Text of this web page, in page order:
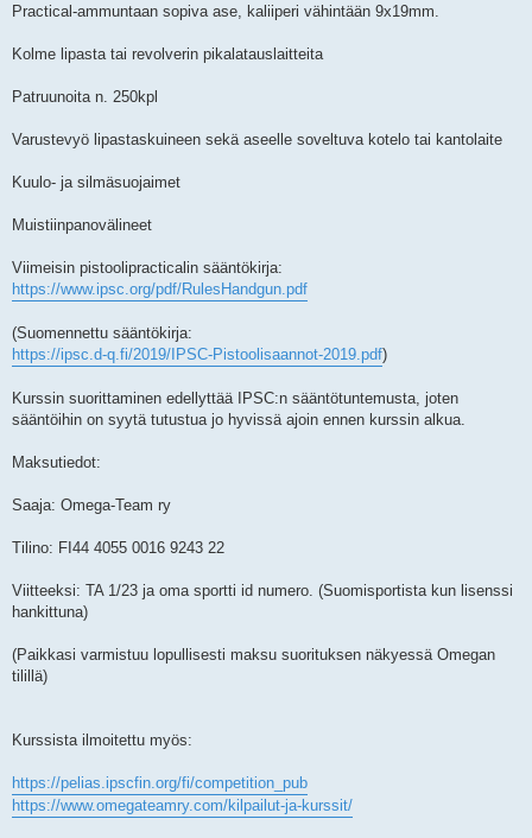
Practical-ammuntaan sopiva ase, kaliiperi vähintään 9x19mm.
Kolme lipasta tai revolverin pikalatauslaitteita
Patruunoita n. 250kpl
Varustevyö lipastaskuineen sekä aseelle soveltuva kotelo tai kantolaite
Kuulo- ja silmäsuojaimet
Muistiinpanovälineet
Viimeisin pistoolipracticalin sääntökirja:
https://www.ipsc.org/pdf/RulesHandgun.pdf
(Suomennettu sääntökirja:
https://ipsc.d-q.fi/2019/IPSC-Pistoolisaannot-2019.pdf)
Kurssin suorittaminen edellyttää IPSC:n sääntötuntemusta, joten
sääntöihin on syytä tutustua jo hyvissä ajoin ennen kurssin alkua.
Maksutiedot:
Saaja: Omega-Team ry
Tilino: FI44 4055 0016 9243 22
Viitteeksi: TA 1/23 ja oma sportti id numero. (Suomisportista kun lisenssi
hankittuna)
(Paikkasi varmistuu lopullisesti maksu suorituksen näkyessä Omegan
tilillä)
Kurssista ilmoitettu myös:
https://pelias.ipscfin.org/fi/competition_pub
https://www.omegateamry.com/kilpailut-ja-kurssit/